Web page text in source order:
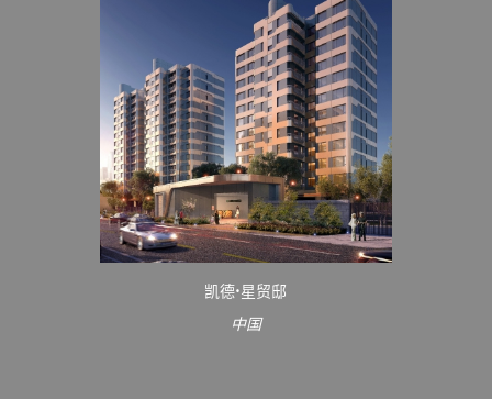
凯德•星贸邸
中国